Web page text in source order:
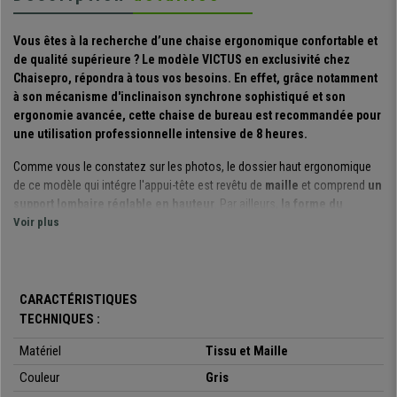
Vous êtes à la recherche d’une chaise ergonomique confortable et
de qualité supérieure ? Le modèle VICTUS en exclusivité chez
Chaisepro, répondra à tous vos besoins. En effet, grâce notamment
à son mécanisme d'inclinaison synchrone sophistiqué et son
ergonomie avancée, cette chaise de bureau est recommandée pour
une utilisation professionnelle intensive de 8 heures.
Comme vous le constatez sur les photos, le dossier haut ergonomique
de ce modèle qui intégre l'appui-tête est revêtu de maille et comprend un
support lombaire réglable en hauteur
. Par ailleurs, la forme du
soutien lombaire est singulière
L'assise est réglable en profondeur.
chaises ergonomiques haut de gamme, permet en effet d’assurer un bon
soutien des cuisses et évite notamment que la circulation ne soit
entravée dans le creux des genoux. De plus,le revêtement en maille
lors de vos longues heures de travail. L'élasticité de la maille favorise une
Voir plus
CARACTÉRISTIQUES
TECHNIQUES :
Matériel
Tissu et Maille
Couleur
Gris